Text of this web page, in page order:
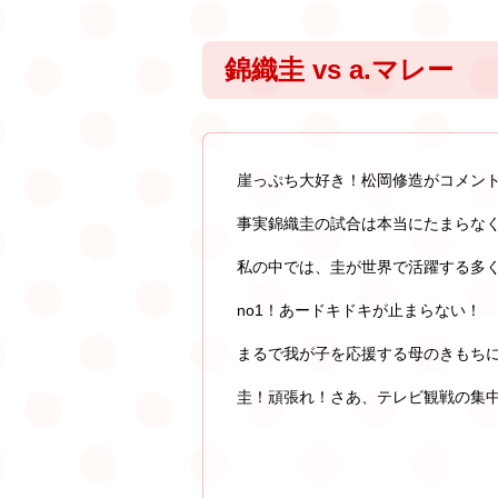
錦織圭 vs a.マレー
崖っぷち大好き！松岡修造がコメン
事実錦織圭の試合は本当にたまらな
私の中では、圭が世界で活躍する多
no1！あードキドキが止まらない！
まるで我が子を応援する母のきもち
圭！頑張れ！さあ、テレビ観戦の集